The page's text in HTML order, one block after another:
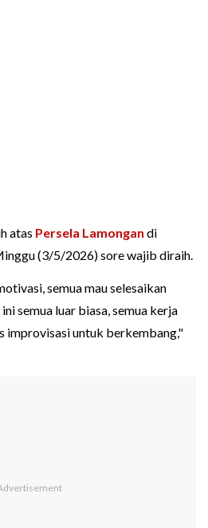
atas Persela Lamongan di
(3/5/2026) sore wajib diraih.
semua mau selesaikan
semua luar biasa, semua kerja
improvisasi untuk berkembang,"